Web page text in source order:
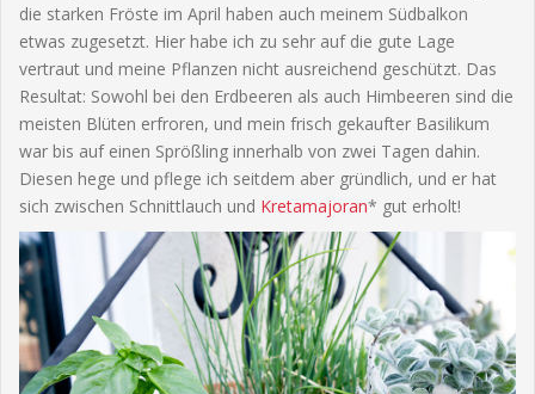
die starken Fröste im April haben auch meinem Südbalkon
etwas zugesetzt. Hier habe ich zu sehr auf die gute Lage
vertraut und meine Pflanzen nicht ausreichend geschützt. Das
Resultat: Sowohl bei den Erdbeeren als auch Himbeeren sind die
meisten Blüten erfroren, und mein frisch gekaufter Basilikum
war bis auf einen Sprößling innerhalb von zwei Tagen dahin.
Diesen hege und pflege ich seitdem aber gründlich, und er hat
sich zwischen Schnittlauch und Kretamajoran* gut erholt!